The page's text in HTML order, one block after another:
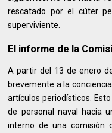
rescatado por el cúter
superviviente.
El informe de la
A partir del 13 de enero
brevemente a la
artículos periodísticos.
de personal naval hacia
interno de una comisión